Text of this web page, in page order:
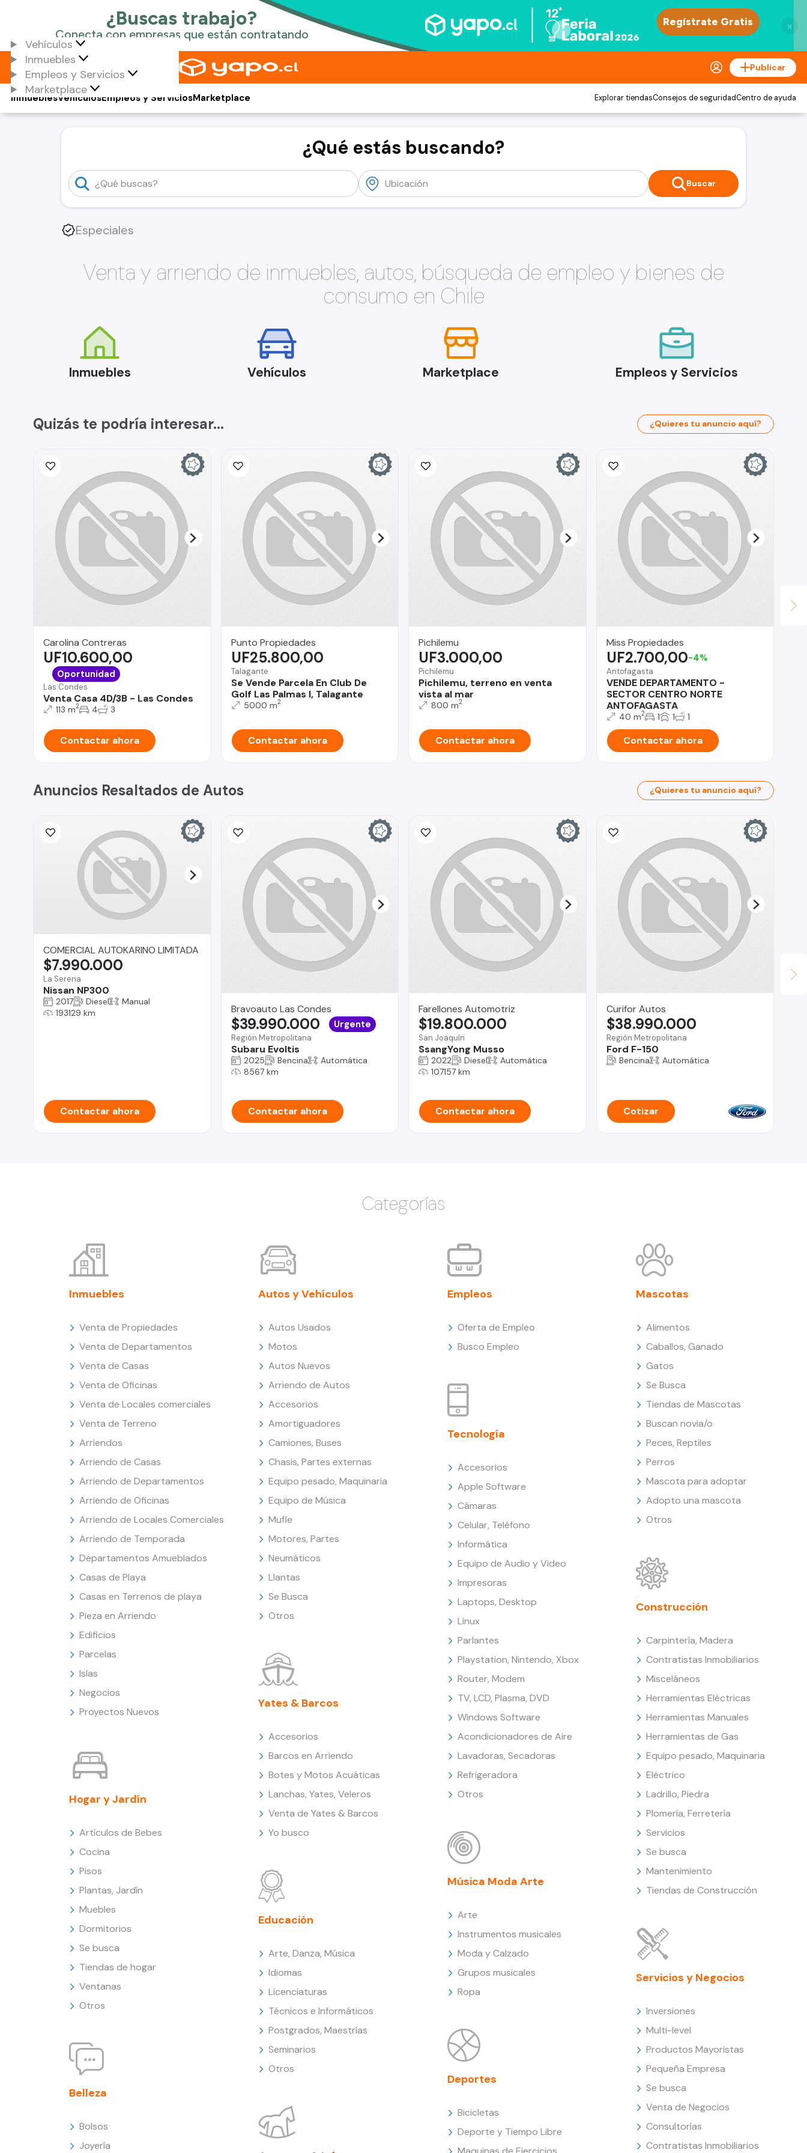
×
Vehículos
Inmuebles
Empleos y Servicios
Marketplace
Publicar
Vehículos
Inmuebles Empleos y ServiciosMarketplace Explorar tiendasConsejos de seguridadCentro de ayuda
¿Qué estás buscando?
Buscar
Especiales
Venta y arriendo de inmuebles, autos, búsqueda de empleo y bienes de
consumo en Chile
Inmuebles Vehículos Marketplace Empleos y Servicios
Quizás te podría interesar... ¿Quieres tu anuncio aquí?
Carolina Contreras
Las Condes
Venta Casa 4D/3B - Las Condes
UF10.600,00
Oportunidad
113 m2 4 3
Contactar ahora
Punto Propiedades
Talagante
Se Vende Parcela En Club De
Golf Las Palmas I, Talagante
UF25.800,00
5000 m2
Contactar ahora
Pichilemu
Pichilemu
Pichilemu, terreno en venta
vista al mar
UF3.000,00
800 m2
Contactar ahora
Miss Propiedades
Antofagasta
VENDE DEPARTAMENTO -
SECTOR CENTRO NORTE
ANTOFAGASTA
UF2.700,00-4%
40 m2 1 1 1
Contactar ahora
Anuncios Resaltados de Autos ¿Quieres tu anuncio aquí?
COMERCIAL AUTOKARINO LIMITADA
La Serena
Nissan NP300
$7.990.000
2017 Diesel
Manual
193129 km
Contactar ahora
Bravoauto Las Condes
Región Metropolitana
Subaru Evoltis
$39.990.000 Urgente
2025 Bencina
Automática
8567 km
Contactar ahora
Farellones Automotriz
San Joaquín
SsangYong Musso
$19.800.000
2022 Diesel
Automática
107157 km
Contactar ahora
Curifor Autos
Región Metropolitana
Ford F-150
$38.990.000
Bencina Automática
Cotizar
La
Categorías
Inmuebles
Venta de Propiedades
Venta de Departamentos
Venta de Casas
Venta de Oficinas
Venta de Locales comerciales
Venta de Terreno
Arriendos
Arriendo de Casas
Arriendo de Departamentos
Arriendo de Oficinas
Arriendo de Locales Comerciales
Arriendo de Temporada
Departamentos Amueblados
Casas de Playa
Casas en Terrenos de playa
Pieza en Arriendo
Edificios
Parcelas
Islas
Negocios
Proyectos Nuevos
Hogar y Jardín
Artículos de Bebes
Cocina
Pisos
Plantas, Jardín
Muebles
Dormitorios
Se busca
Tiendas de hogar
Ventanas
Otros
Belleza
Bolsos
Joyería
Autos y Vehículos
Autos Usados
Motos
Autos Nuevos
Arriendo de Autos
Accesorios
Amortiguadores
Camiones, Buses
Chasis, Partes externas
Equipo pesado, Maquinaria
Equipo de Música
Mufle
Motores, Partes
Neumáticos
Llantas
Se Busca
Otros
Yates & Barcos
Accesorios
Barcos en Arriendo
Botes y Motos Acuáticas
Lanchas, Yates, Veleros
Venta de Yates & Barcos
Yo busco
Educación
Arte, Danza, Música
Idiomas
Licenciaturas
Técnicos e Informáticos
Postgrados, Maestrías
Seminarios
Otros
Empleos
Oferta de Empleo
Busco Empleo
Tecnología
Accesorios
Apple Software
Cámaras
Celular, Teléfono
Informática
Equipo de Audio y Video
Impresoras
Laptops, Desktop
Linux
Parlantes
Playstation, Nintendo, Xbox
Router, Modem
TV, LCD, Plasma, DVD
Windows Software
Acondicionadores de Aire
Lavadoras, Secadoras
Refrigeradora
Otros
Música Moda Arte
Arte
Instrumentos musicales
Moda y Calzado
Grupos musicales
Ropa
Deportes
Bicicletas
Deporte y Tiempo Libre
Mascotas
Alimentos
Caballos, Ganado
Gatos
Se Busca
Tiendas de Mascotas
Buscan novia/o
Peces, Reptiles
Perros
Mascota para adoptar
Adopto una mascota
Otros
Construcción
Carpintería, Madera
Contratistas Inmobiliarios
Misceláneos
Herramientas Eléctricas
Herramientas Manuales
Herramientas de Gas
Equipo pesado, Maquinaria
Eléctrico
Ladrillo, Piedra
Plomería, Ferretería
Servicios
Se busca
Mantenimiento
Tiendas de Construcción
Servicios y Negocios
Inversiones
Multi-level
Productos Mayoristas
Pequeña Empresa
Se busca
Venta de Negocios
Consultorías
Contratistas Inmobiliarios